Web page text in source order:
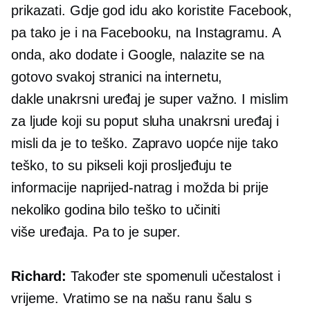
prikazati. Gdje god idu ako koristite Facebook,
pa tako je i na Facebooku, na Instagramu. A
onda, ako dodate i Google, nalazite se na
gotovo svakoj stranici na internetu,
dakle unakrsni uređajje super važno. I mislim
za ljude koji su poput sluha unakrsni uređaji
misli da je to teško. Zapravo uopće nije tako
teško, to su pikseli koji prosljeđuju te
informacije naprijed-natrag i možda bi prije
nekoliko godina bilo teško to učiniti
više uređaja. Pa to je super.
Richard: Također ste spomenuli učestalost i
vrijeme. Vratimo se na našu ranu šalu s